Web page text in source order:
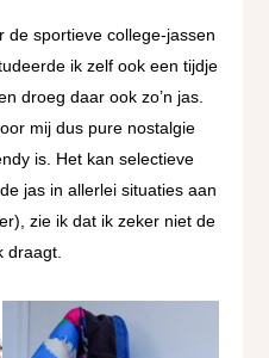
de sportieve college-jassen
ik zelf ook een tijdje
droeg daar ook zo’n jas.
mij dus pure nostalgie
is. Het kan selectieve
jas in allerlei situaties aan
zie ik dat ik zeker niet de
draagt.